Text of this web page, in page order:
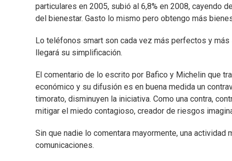
particulares en 2005, subió al 6,8% en 2008, cayendo
del bienestar. Gasto lo mismo pero obtengo más
Lo teléfonos smart son cada vez más perfectos y
llegará su simplificación.
El comentario de lo escrito por Bafico y Michelin que
económico y su difusión es en buena medida un
timorato, disminuyen la iniciativa. Como una contra,
mitigar el miedo contagioso, creador de riesgos
Sin que nadie lo comentara mayormente, una
comunicaciones.